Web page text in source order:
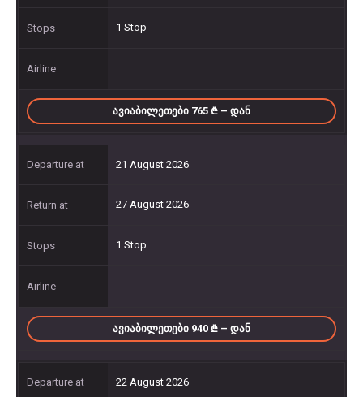
1 Stop
ᲐᲕᲘᲐᲑᲘᲚᲔᲗᲔᲑᲘ 765 – ᲓᲐᲜ
21 August 2026
27 August 2026
1 Stop
ᲐᲕᲘᲐᲑᲘᲚᲔᲗᲔᲑᲘ 940 – ᲓᲐᲜ
22 August 2026